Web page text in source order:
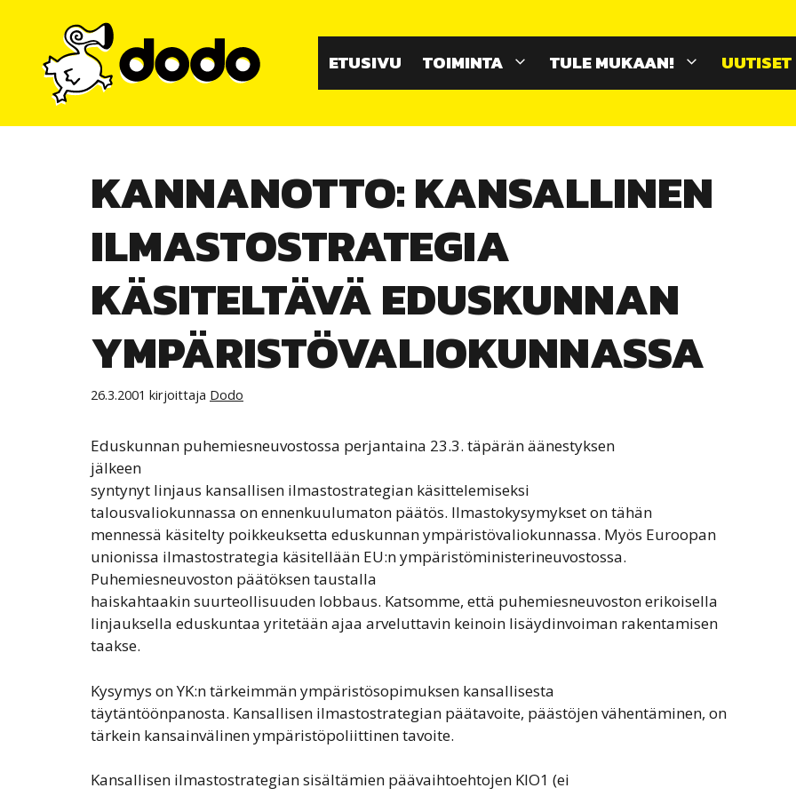
ETUSIVU TOIMINTA TULE MUKAAN! UUTISET
KANNANOTTO: KANSALLINEN
ILMASTOSTRATEGIA
KÄSITELTÄVÄ EDUSKUNNAN
YMPÄRISTÖVALIOKUNNASSA
26.3.2001 kirjoittaja Dodo
Eduskunnan puhemiesneuvostossa perjantaina 23.3. täpärän äänestyksen
jälkeen
syntynyt linjaus kansallisen ilmastostrategian käsittelemiseksi
talousvaliokunnassa on ennenkuulumaton päätös. Ilmastokysymykset on tähän
mennessä käsitelty poikkeuksetta eduskunnan ympäristövaliokunnassa. Myös Euroopan
unionissa ilmastostrategia käsitellään EU:n ympäristöministerineuvostossa.
Puhemiesneuvoston päätöksen taustalla
haiskahtaakin suurteollisuuden lobbaus. Katsomme, että puhemiesneuvoston erikoisella
linjauksella eduskuntaa yritetään ajaa arveluttavin keinoin lisäydinvoiman rakentamisen
taakse.
Kysymys on YK:n tärkeimmän ympäristösopimuksen kansallisesta
täytäntöönpanosta. Kansallisen ilmastostrategian päätavoite, päästöjen vähentäminen, on
tärkein kansainvälinen ympäristöpoliittinen tavoite.
Kansallisen ilmastostrategian sisältämien päävaihtoehtojen KIO1 (ei